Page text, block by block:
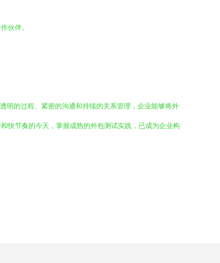
伙伴。
明的过程、紧密的沟通和持续的关系管理，企业能够将外
快节奏的今天，掌握成熟的外包测试实践，已成为企业构